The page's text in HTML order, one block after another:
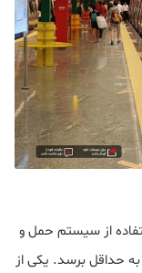
از سیستم حمل و
حداقل برسد. یکی از